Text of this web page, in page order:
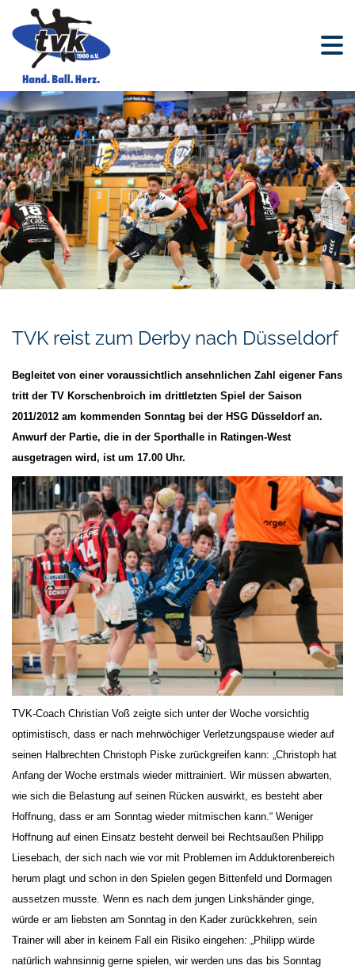
TVK reist zum Derby nach Düsseldorf
Begleitet von einer voraussichtlich ansehnlichen Zahl eigener Fans
tritt der TV Korschenbroich im drittletzten Spiel der Saison
2011/2012 am kommenden Sonntag bei der HSG Düsseldorf an.
Anwurf der Partie, die in der Sporthalle in Ratingen-West
ausgetragen wird, ist um 17.00 Uhr.
TVK-Coach Christian Voß zeigte sich unter der Woche vorsichtig
optimistisch, dass er nach mehrwöchiger Verletzungspause wieder auf
seinen Halbrechten Christoph Piske zurückgreifen kann: „Christoph hat
Anfang der Woche erstmals wieder mittrainiert. Wir müssen abwarten,
wie sich die Belastung auf seinen Rücken auswirkt, es besteht aber
Hoffnung, dass er am Sonntag wieder mitmischen kann.“ Weniger
Hoffnung auf einen Einsatz besteht derweil bei Rechtsaußen Philipp
Liesebach, der sich nach wie vor mit Problemen im Adduktorenbereich
herum plagt und schon in den Spielen gegen Bittenfeld und Dormagen
aussetzen musste. Wenn es nach dem jungen Linkshänder ginge,
würde er am liebsten am Sonntag in den Kader zurückkehren, sein
Trainer will aber in keinem Fall ein Risiko eingehen: „Philipp würde
natürlich wahnsinnig gerne spielen, wir werden uns das bis Sonntag